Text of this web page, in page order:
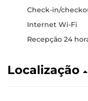
Check-in/
Internet Wi-Fi
Recepção 24
Localização